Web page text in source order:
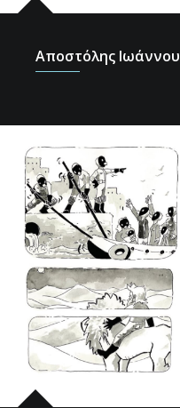
Αποστόλης Ιωάννου